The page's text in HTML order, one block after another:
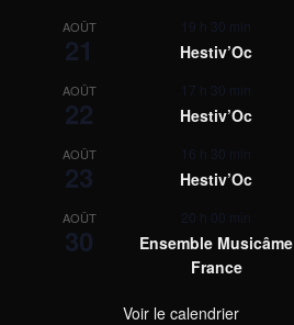
AOÛT
21
19 h 30 min
Hestiv’Oc
AOÛT
22
17 h 30 min
Hestiv’Oc
AOÛT
23
16 h 30 min
Hestiv’Oc
AOÛT
30
20 h 00 min
Ensemble Musicâme
France
Voir le calendrier